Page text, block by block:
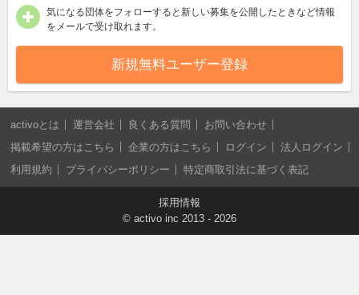
気になる団体をフォローすると新しい募集を公開したときなど情報
をメールで受け取れます。
新規無料ユーザー登録
activoとは 運営会社 良くある質問
お問い合わせ
掲載希望の方はこちら
企業の方はこちら ログイン
法人ログイン
利用規約
プライバシーポリシー 特定商取引法に基づく表記
採用情報
© activo inc 2013 - 2026